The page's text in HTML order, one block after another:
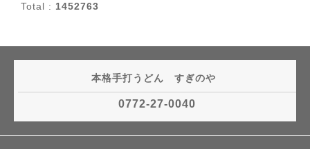
Total : 1452763
本格手打うどん すぎのや
0772-27-0040